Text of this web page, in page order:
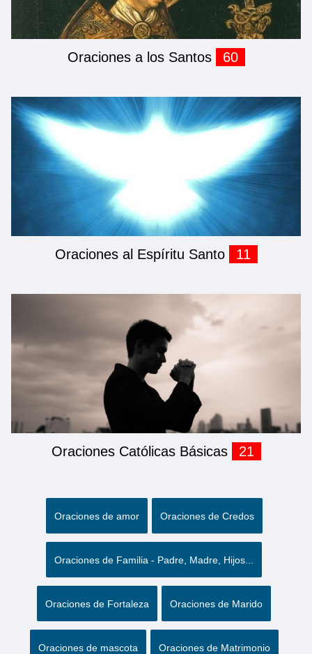
Oraciones a los Santos 60
Oraciones al Espíritu Santo 11
Oraciones Católicas Básicas 21
Oraciones de amor Oraciones de Credos
Oraciones de Familia - Padre, Madre, Hijos...
Oraciones de Fortaleza Oraciones de Marido
Oraciones de mascota Oraciones de Matrimonio